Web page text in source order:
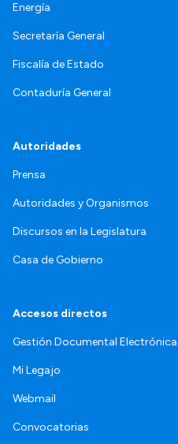
Energía
Secretaría General
Fiscalía de Estado
Contaduría General
Autoridades
Prensa
Autoridades y Organismos
Discursos en la Legislatura
Casa de Gobierno
Accesos directos
Gestión Documental Electrónica
Mi Legajo
Webmail
Convocatorias